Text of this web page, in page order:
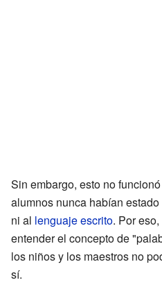
Sin embargo, esto no
alumnos nunca habían
ni al lenguaje escrito. Por
entender el concepto de
los niños y los maestros no
sí.